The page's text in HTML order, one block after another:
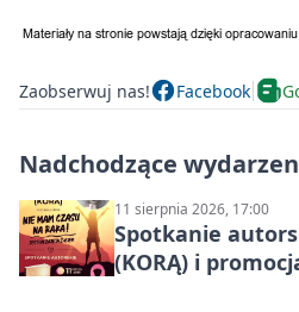
Zaobserwuj nas! Facebook
Nadchodzące
11 sierpnia 2026, 17:00
Spotkanie
(KORĄ) i